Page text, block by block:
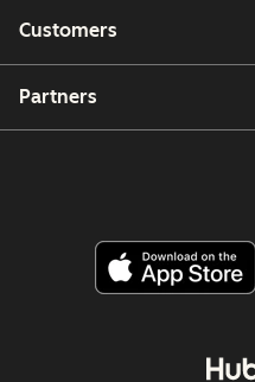
Customers
Partners